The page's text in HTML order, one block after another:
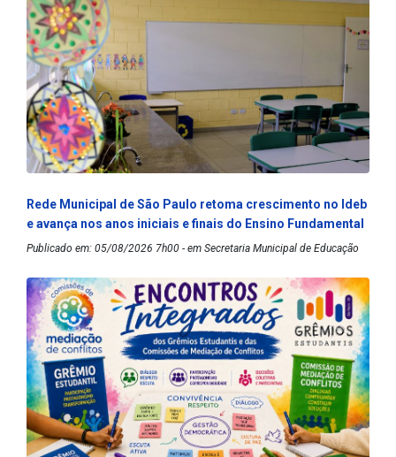
Rede Municipal de São Paulo retoma crescimento no Ideb
e avança nos anos iniciais e finais do Ensino Fundamental
Publicado em: 05/08/2026 7h00 - em Secretaria Municipal de Educação